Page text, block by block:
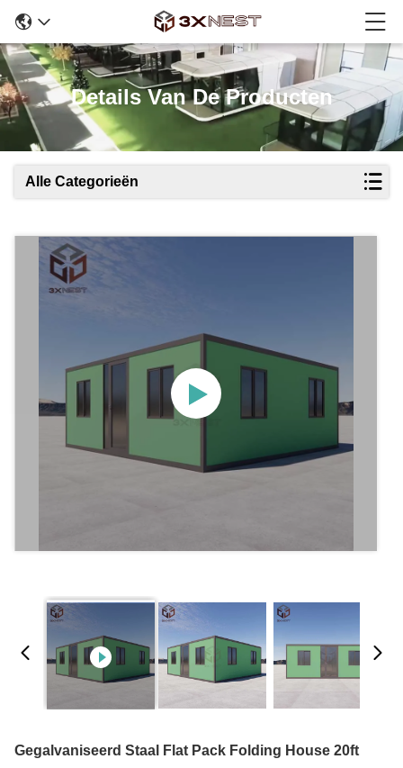
Details Van De Producten
Alle Categorieën
Gegalvaniseerd Staal Flat Pack Folding House 20ft